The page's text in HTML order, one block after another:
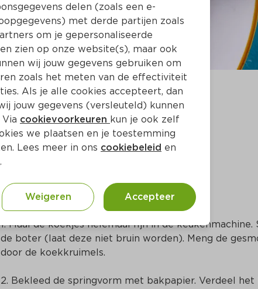
Bereidingswijze
1. Maal de koekjes helemaal fijn in de keukenmachine.
de boter (laat deze niet bruin worden). Meng de
door de koekkruimels.
2. Bekleed de springvorm met bakpapier. Verdeel het
delen (zoals een e-
met derde partijen zoals
om je gepersonaliseerde
zien op onze website(s), maar ook
wij jouw gegevens gebruiken om
zoals het meten van de effectiviteit
Als je alle cookies accepteert, dan
jouw gegevens (versleuteld) kunnen
cookievoorkeuren kun je ook zelf
we plaatsen en je toestemming
Lees meer in ons cookiebeleid en
.
Weigeren Accepteer